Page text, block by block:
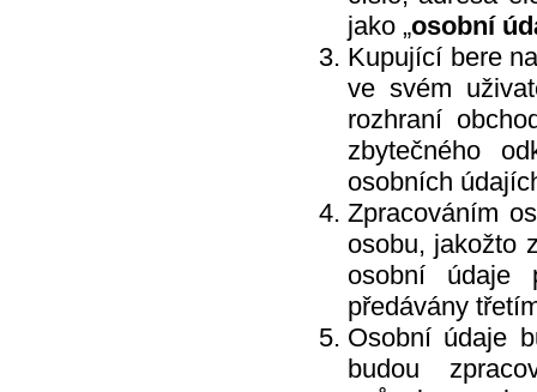
jako „osobní
Kupující bere
ve svém
rozhraní
zbytečného
osobních
Zpracováním
osobu, jakožto
osobní údaje
předávány
Osobní údaje
budou